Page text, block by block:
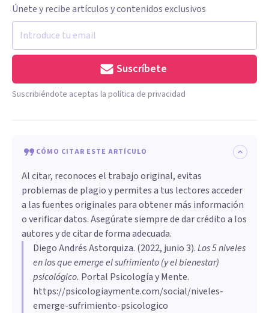
Únete y recibe artículos y contenidos exclusivos
Suscríbete
Suscribiéndote aceptas la política de privacidad
CÓMO CITAR ESTE ARTÍCULO
Al citar, reconoces el trabajo original, evitas
problemas de plagio y permites a tus lectores acceder
a las fuentes originales para obtener más información
o verificar datos. Asegúrate siempre de dar crédito a los
autores y de citar de forma adecuada.
Diego Andrés Astorquiza. (2022, junio 3).Los 5 niveles
en los que emerge el sufrimiento (y el bienestar)
psicológico. Portal Psicología y Mente.
https://psicologiaymente.com/social/niveles-
emerge-sufrimiento-psicologico